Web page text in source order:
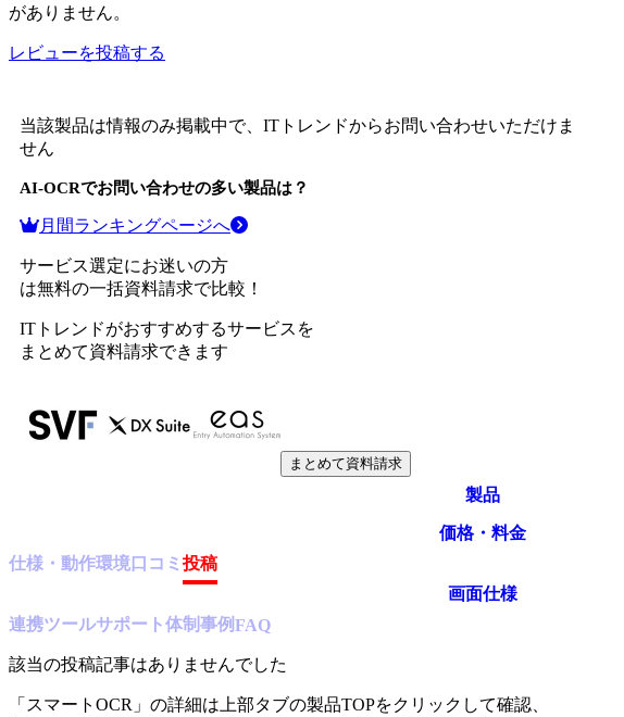
がありません。
レビューを投稿する
当該製品は情報のみ掲載中で、ITトレンドからお問い合わせいただけま
せん
AI-OCRでお問い合わせの多い製品は？
月間ランキングページへ
サービス選定にお迷いの方
は無料の一括資料請求で比較！
ITトレンドがおすすめするサービスを
まとめて資料請求できます
まとめて資料請求
製品
価格・料金
仕様・動作環境口コミ投稿
画面仕様
連携ツールサポート体制 事例FAQ
該当の投稿記事はありませんでした
「 スマートOCR 」の詳細は上部タブの製品TOPをクリックして確認、